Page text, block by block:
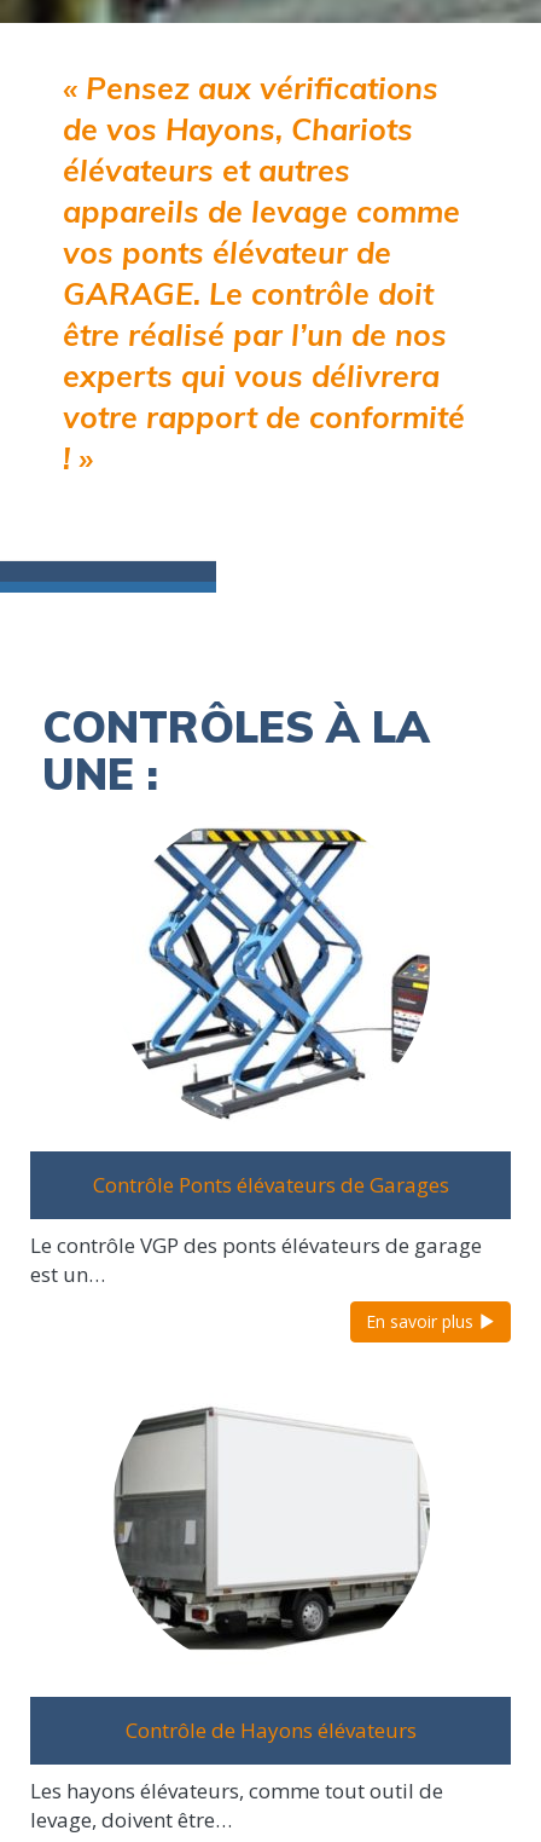
« Pensez aux vérifications
de vos Hayons, Chariots
élévateurs et autres
appareils de levage comme
vos ponts élévateur de
GARAGE. Le contrôle doit
être réalisé par l’un de nos
experts qui vous délivrera
votre rapport de conformité
! »
CONTRÔLES À LA
UNE :
Contrôle Ponts élévateurs de Garages
Le contrôle VGP des ponts élévateurs de garage
est un…
En savoir plus
Contrôle de Hayons élévateurs
Les hayons élévateurs, comme tout outil de
levage, doivent être…